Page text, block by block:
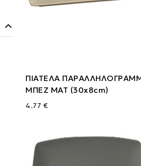
ΠΙΑΤΕΛΑ
ΜΠΕΖ ΜΑΤ (30x8cm)
4.77 €